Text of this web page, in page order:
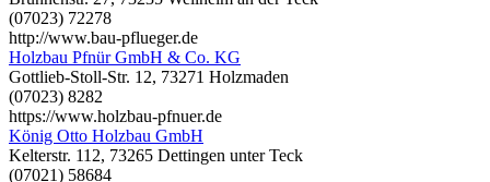
(07023) 72278
http://www.bau-pflueger.de
Holzbau Pfnür GmbH & Co. KG
Gottlieb-Stoll-Str. 12, 73271 Holzmaden
(07023) 8282
https://www.holzbau-pfnuer.de
König Otto Holzbau GmbH
Kelterstr. 112, 73265 Dettingen unter Teck
(07021) 58684